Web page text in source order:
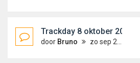
Trackday 8 oktober 2014
door Bruno zo sep 21, 2014 8:38 pm